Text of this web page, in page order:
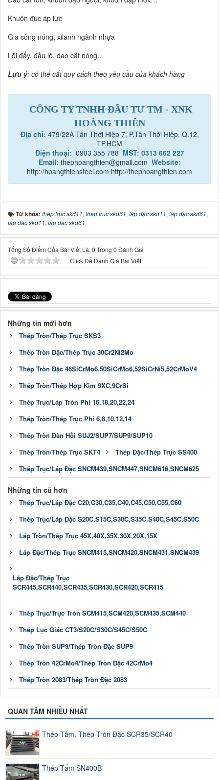
Khuôn đúc áp lực
Gia công nóng, xilanh ngành nhựa
Lõi đẩy, đầu lò, dao cắt nóng…
Lưu ý: có thể cắt quy cách theo yêu cầu của khách hàng
CÔNG TY TNHH ĐẦU TƯ TM - XNK
HOÀNG THIÊN
Địa chỉ: 479/22A Tân Thới Hiệp 7, P.Tân Thới Hiệp, Q.12,
TP.HCM
Điện thoại: 0903 355 788 MST: 0313 662 227
Email: thephoangthien@gmail.com Website:
http://hoangthiensteel.com http://thephoangthien.com
Từ khóa: thep truc skd11, thep truc skd61, láp đặc skd11, láp đặc skd61,
lap dac skd11, lap dac skd61
Tổng Số Điểm Của Bài Viết Là: 0 Trong 0 Đánh Giá
Click Để Đánh Giá Bài Viết
Những tin mới hơn
Thép Tròn/Thép Trục SKS3
Thép Tròn Đặc/Thép Trục 30Cr2Ni2Mo
Thép Tròn Đặc 46SiCrMo6,50SiCrMo6,52SiCrNi5,52CrMoV4
Thép Tròn/Thép Hợp Kim 9XC,9CrSi
Thép Trục/Láp Tròn Phi 16,18,20,22,24
Thép Tròn/Thép Trục Phi 6,8,10,12,14
Thép Tròn Đàn Hồi SUJ2/SUP7/SUP9/SUP10
Thép Tròn/Thép Trục SKT4
Thép Đặc/Thép Trục SS400
Thép Trục/Láp Đặc SNCM439,SNCM447,SNCM616,SNCM625
Những tin cũ hơn
Thép Trục/Láp Đặc C20,C30,C35,C40,C45,C50,C55,C60
Thép Trục/Láp Đặc S20C,S15C,S30C,S35C,S40C,S45C,S50C
Láp Tròn/Thép Trục 45X,40X,35X,30X,20X,15X
Láp Đặc/Thép Trục SNCM415,SNCM420,SNCM431,SNCM439
Láp Đặc/Thép Trục
SCR445,SCR440,SCR435,SCR430,SCR420,SCR415
Thép Trục/Trục Tròn SCM415,SCM420,SCM435,SCM440
Thép Lục Giác CT3/S20C/S30C/S45C/S50C
Thép Tròn SUP9/Thép Tròn Đặc SUP9
Thép Tròn 42CrMo4/Thép Tròn Đặc 42CrMo4
Thép Tròn 2083/Thép Tròn Đặc 2083
QUAN TÂM NHIỀU NHẤT
Thép Tấm, Thép Tròn Đặc SCR35/SCR40
Thép Tấm SN400B